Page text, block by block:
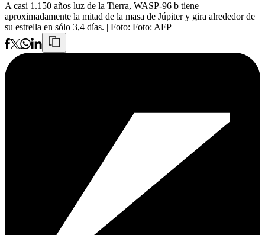
A casi 1.150 años luz de la Tierra, WASP-96 b tiene
aproximadamente la mitad de la masa de Júpiter y gira alrededor de
su estrella en sólo 3,4 días. | Foto: Foto: AFP